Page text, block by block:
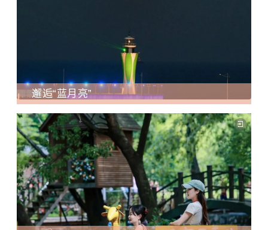
邂逅“蓝月亮”